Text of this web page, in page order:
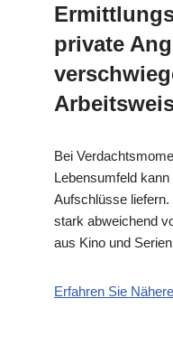
private
Bei
Lebensumfeld
Aufschlüsse
stark abweichend
aus Kino und
Erfahren Sie